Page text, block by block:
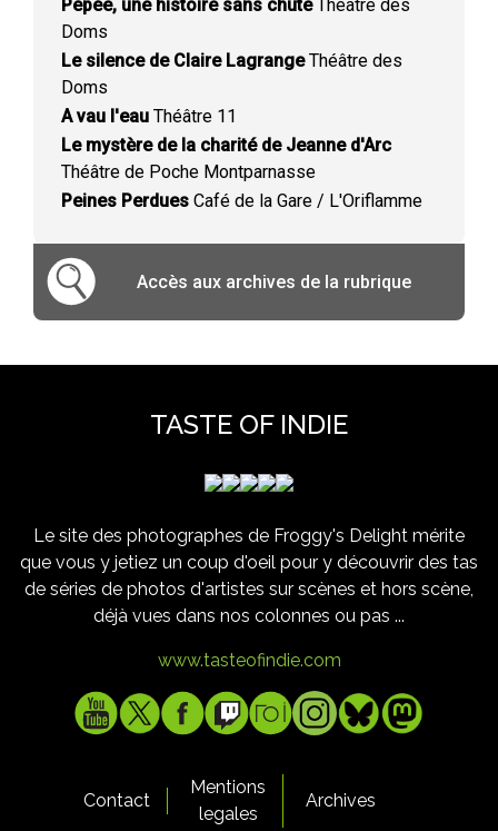
Pépée, une histoire sans chuteThéâtre des
Doms
Le silence de Claire LagrangeThéâtre des
Doms
A vau l'eau Théâtre 11
Le mystère de la charité de Jeanne d'Arc
Théâtre de Poche Montparnasse
Peines Perdues Café de la Gare / L'Oriflamme
Accès aux archives de la rubrique
TASTE OF INDIE
Le site des photographes de Froggy's Delight mérite
que vous y jetiez un coup d'oeil pour y découvrir des tas
de séries de photos d'artistes sur scènes et hors scène,
déjà vues dans nos colonnes ou pas ...
www.tasteofindie.com
Contact
Mentions
legales
Archives